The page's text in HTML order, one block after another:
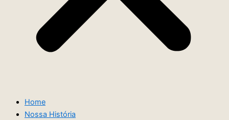
Home
Nossa História